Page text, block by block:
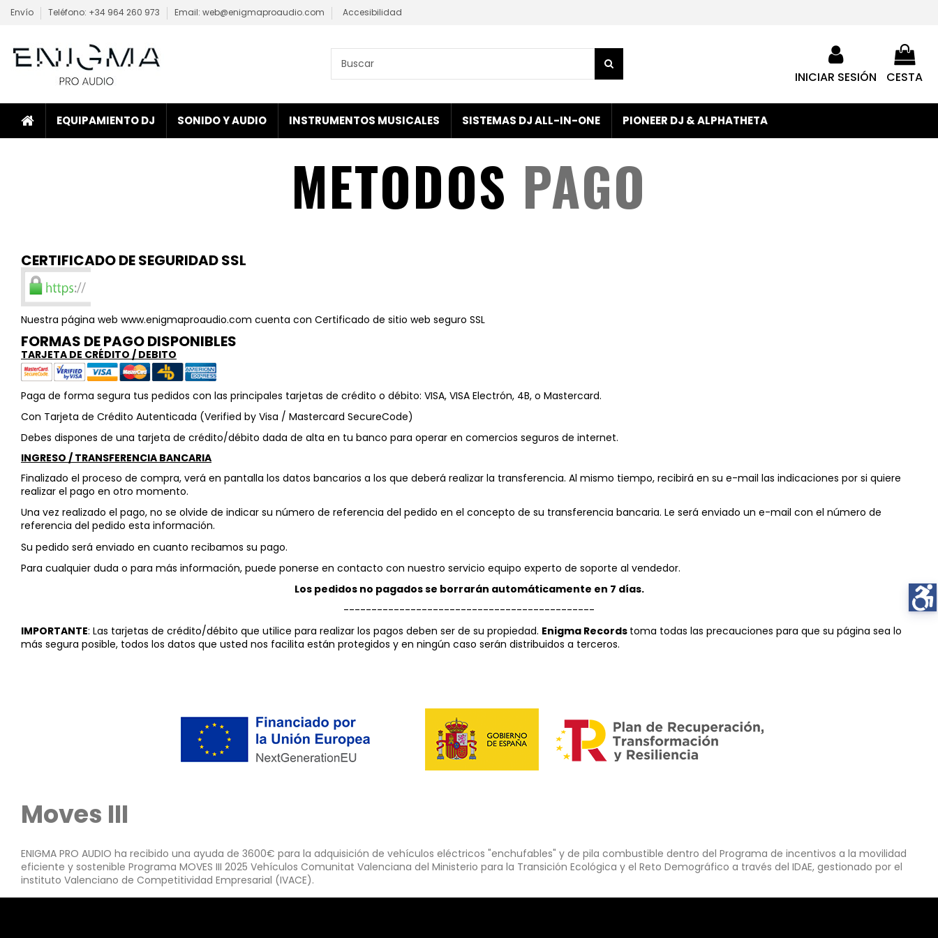
Envío Teléfono: +34 964 260 973 Email: web@enigmaproaudio.com Accesibilidad
INICIAR SESIÓN CESTA
EQUIPAMIENTO DJ SONIDO Y AUDIO INSTRUMENTOS MUSICALES SISTEMAS DJ ALL-IN-ONE PIONEER DJ & ALPHATHETA
METODOS PAGO
CERTIFICADO DE SEGURIDAD SSL
Nuestra página web www.enigmaproaudio.com cuenta con Certificado de sitio web seguro SSL
FORMAS DE PAGO DISPONIBLES
TARJETA DE CRÉDITO / DEBITO
Paga de forma segura tus pedidos con las principales tarjetas de crédito o débito: VISA, VISA Electrón, 4B, o Mastercard.
Con Tarjeta de Crédito Autenticada (Verified by Visa / Mastercard SecureCode)
Debes dispones de una tarjeta de crédito/débito dada de alta en tu banco para operar en comercios seguros de internet.
INGRESO / TRANSFERENCIA BANCARIA
Finalizado el proceso de compra, verá en pantalla los datos bancarios a los que deberá realizar la transferencia. Al mismo tiempo, recibirá en su e-mail las indicaciones por si quiere
realizar el pago en otro momento.
Una vez realizado el pago, no se olvide de indicar su número de referencia del pedido en el concepto de su transferencia bancaria. Le será enviado un e-mail con el número de
referencia del pedido esta información.
Su pedido será enviado en cuanto recibamos su pago.
Para cualquier duda o para más información, puede ponerse en contacto con nuestro servicio equipo experto de soporte al vendedor.
Los pedidos no pagados se borrarán automáticamente en 7 días.
---------------------------------------------
IMPORTANTE: Las tarjetas de crédito/débito que utilice para realizar los pagos deben ser de su propiedad. Enigma Records toma todas las precauciones para que su página sea lo
más segura posible, todos los datos que usted nos facilita están protegidos y en ningún caso serán distribuidos a terceros.
Moves III
ENIGMA PRO AUDIO ha recibido una ayuda de 3600€ para la adquisición de vehículos eléctricos "enchufables" y de pila combustible dentro del Programa de incentivos a la movilidad
eficiente y sostenible Programa MOVES III 2025 Vehículos Comunitat Valenciana del Ministerio para la Transición Ecológica y el Reto Demográfico a través del IDAE, gestionado por el
instituto Valenciano de Competitividad Empresarial (IVACE).